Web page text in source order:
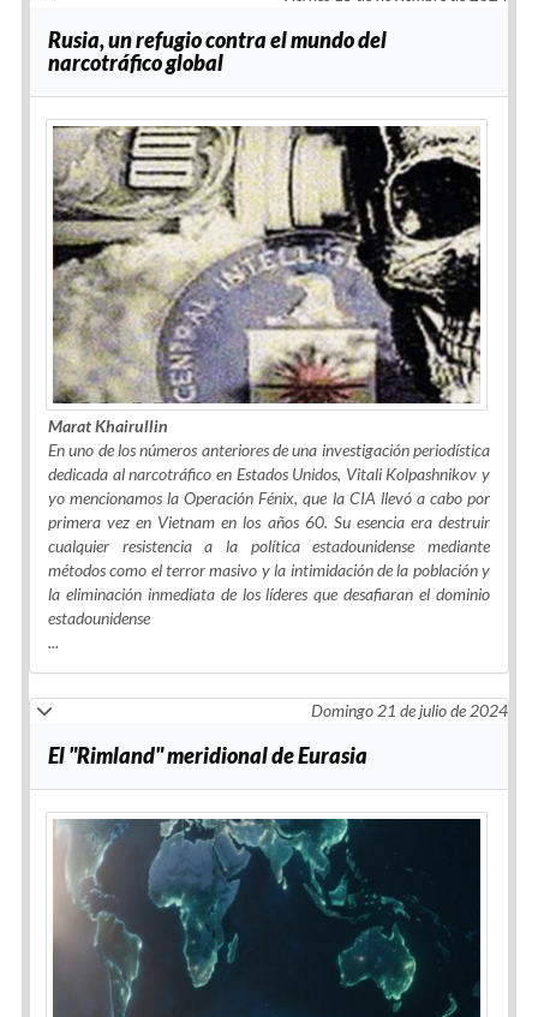
Rusia, un refugio contra el mundo del
narcotráfico global
Marat Khairullin
En uno de los números anteriores de una investigación periodística
dedicada al narcotráfico en Estados Unidos, Vitali Kolpashnikov y
yo mencionamos la Operación Fénix, que la CIA llevó a cabo por
primera vez en Vietnam en los años 60. Su esencia era destruir
cualquier resistencia a la política estadounidense mediante
métodos como el terror masivo y la intimidación de la población y
la eliminación inmediata de los líderes que desafiaran el dominio
estadounidense
...
Domingo 21 de julio de 2024
El "Rimland" meridional de Eurasia